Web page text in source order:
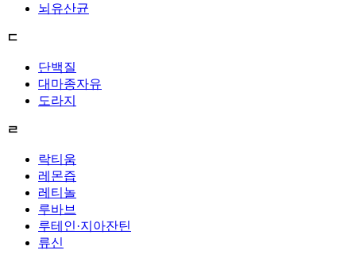
뇌유산균
ㄷ
단백질
대마종자유
도라지
ㄹ
락티움
레몬즙
레티놀
루바브
루테인·지아잔틴
류신